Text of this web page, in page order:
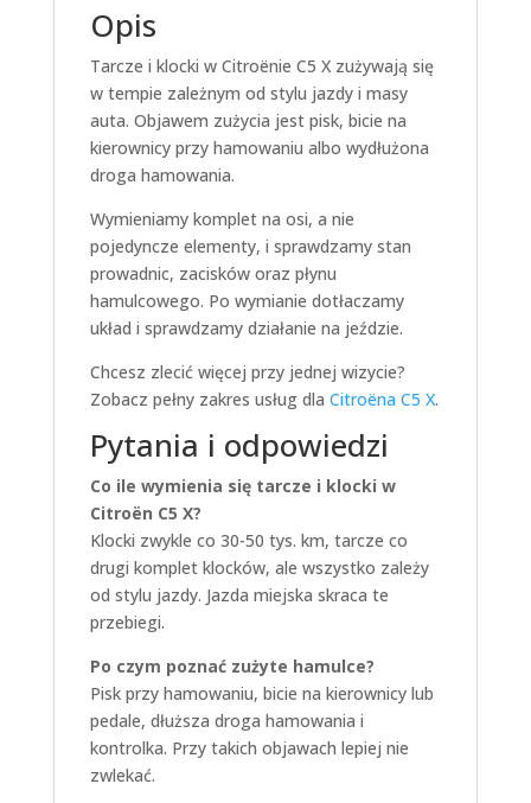
Opis
Tarcze i klocki w Citroënie C5 X zużywają się
w tempie zależnym od stylu jazdy i masy
auta. Objawem zużycia jest pisk, bicie na
kierownicy przy hamowaniu albo wydłużona
droga hamowania.
Wymieniamy komplet na osi, a nie
pojedyncze elementy, i sprawdzamy stan
prowadnic, zacisków oraz płynu
hamulcowego. Po wymianie dotłaczamy
układ i sprawdzamy działanie na jeździe.
Chcesz zlecić więcej przy jednej wizycie?
Zobacz pełny zakres usług dla Citroëna C5 X.
Pytania i odpowiedzi
Co ile wymienia się tarcze i klocki w
Citroën C5 X?
Klocki zwykle co 30-50 tys. km, tarcze co
drugi komplet klocków, ale wszystko zależy
od stylu jazdy. Jazda miejska skraca te
przebiegi.
Po czym poznać zużyte hamulce?
Pisk przy hamowaniu, bicie na kierownicy lub
pedale, dłuższa droga hamowania i
kontrolka. Przy takich objawach lepiej nie
zwlekać.